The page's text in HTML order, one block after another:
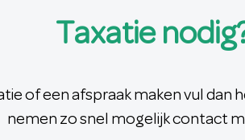
Taxatie
of een afspraak maken vul dan
nemen zo snel mogelijk contact